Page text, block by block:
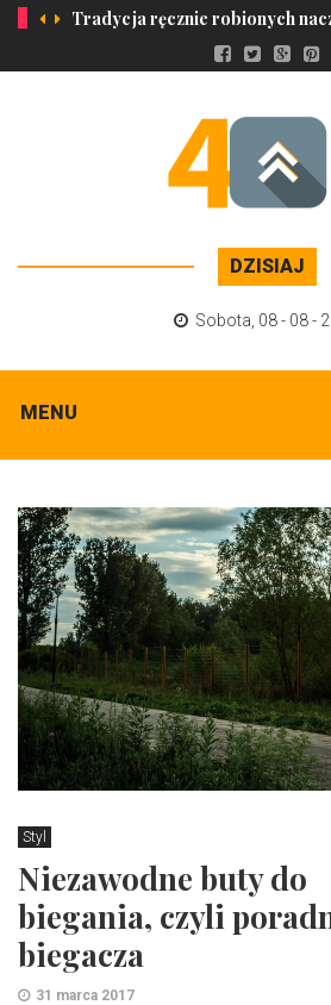
Tradycja ręcznie robionych
DZISIAJ
Sobota 08 - 08 -
MENU
Styl
Niezawodne buty do
biegania, czyli
biegacza
31 marca 2017